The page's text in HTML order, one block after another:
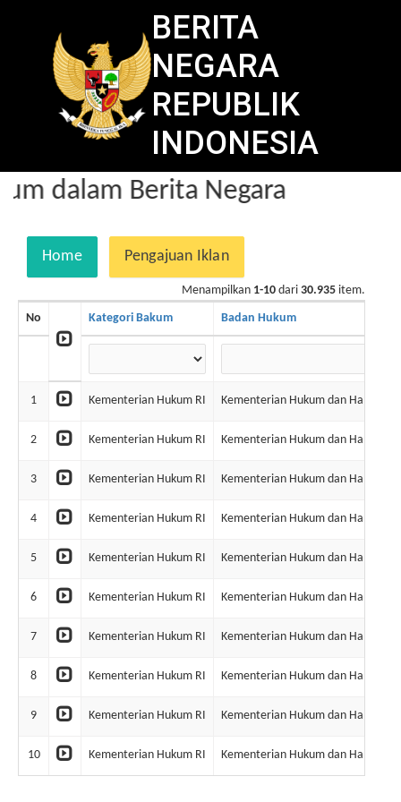
BERITA
NEGARA
REPUBLIK
INDONESIA
dalam Berita Negara
Home Pengajuan Iklan
Menampilkan 1-10 dari 30.935 item.
No Kategori Bakum Badan Hukum
1 Kementerian Hukum RI Kementerian Hukum dan Ham RI
2 Kementerian Hukum RI Kementerian Hukum dan Ham RI
3 Kementerian Hukum RI Kementerian Hukum dan Ham RI
4 Kementerian Hukum RI Kementerian Hukum dan Ham RI
5 Kementerian Hukum RI Kementerian Hukum dan Ham RI
6 Kementerian Hukum RI Kementerian Hukum dan Ham RI
7 Kementerian Hukum RI Kementerian Hukum dan Ham RI
8 Kementerian Hukum RI Kementerian Hukum dan Ham RI
9 Kementerian Hukum RI Kementerian Hukum dan Ham RI
10 Kementerian Hukum RI Kementerian Hukum dan Ham RI